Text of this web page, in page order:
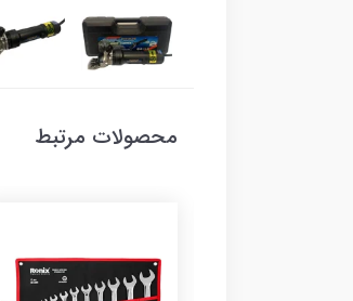
محصولات مرتبط